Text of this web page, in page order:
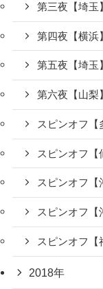
第三夜【埼玉
第四夜【横浜
第五夜【埼玉
第六夜【山梨
スピンオフ【
スピンオフ【
スピンオフ【
スピンオフ【
スピンオフ【
2018年